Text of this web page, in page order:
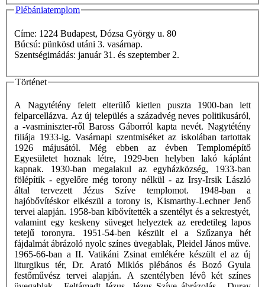
Plébániatemplom
Címe: 1224 Budapest, Dózsa György u. 80
Búcsú: pünkösd utáni 3. vasárnap.
Szentségimádás: január 31. és szeptember 2.
Történet
A Nagytétény felett elterülő kietlen puszta 1900-ban lett
felparcellázva. Az új település a századvég neves politikusáról,
a -vasminiszter-ről Baross Gáborról kapta nevét. Nagytétény
filiája 1933-ig. Vasárnapi szentmiséket az iskolában tartottak
1926 májusától. Még ebben az évben Templomépítő
Egyesületet hoznak létre, 1929-ben helyben lakó káplánt
kapnak. 1930-ban megalakul az egyházközség, 1933-ban
fölépítik - egyelőre még torony nélkül - az Irsy-Irsik László
által tervezett Jézus Szíve templomot. 1948-ban a
hajóbővítéskor elkészül a torony is, Kismarthy-Lechner Jenő
tervei alapján. 1958-ban kibővítették a szentélyt és a sekrestyét,
valamint egy keskeny süveget helyeztek az eredetileg lapos
tetejű toronyra. 1951-54-ben készült el a Szűzanya hét
fájdalmát ábrázoló nyolc színes üvegablak, Pleidel János műve.
1965-66-ban a II. Vatikáni Zsinat emlékére készült el az új
liturgikus tér, Dr. Arató Miklós plébános és Bozó Gyula
festőművész tervei alapján. A szentélyben lévô két színes